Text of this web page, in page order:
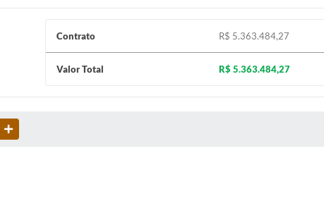
Contrato
R$ 5.363.484,27
Valor Total R$ 5.363.484,27